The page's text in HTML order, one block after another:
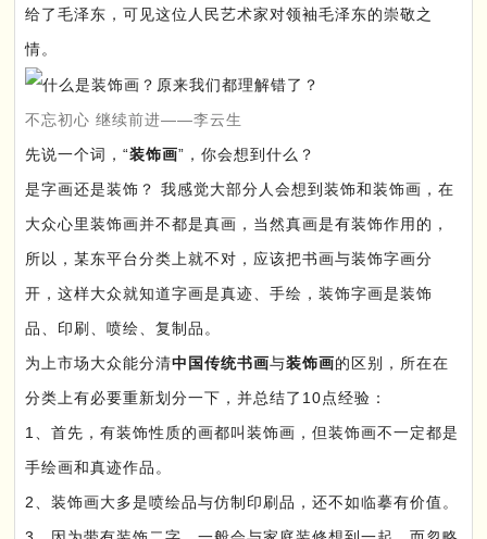
给了毛泽东，可见这位人民艺术家对领袖毛泽东的崇敬之
情。
不忘初心 继续前进——李云生
先说一个词，“装饰画”，你会想到什么？
是字画还是装饰？ 我感觉大部分人会想到装饰和装饰画，在
大众心里装饰画并不都是真画，当然真画是有装饰作用的，
所以，某东平台分类上就不对，应该把书画与装饰字画分
开，这样大众就知道字画是真迹、手绘，装饰字画是装饰
品、印刷、喷绘、复制品。
为上市场大众能分清中国传统书画与装饰画的区别，所在在
分类上有必要重新划分一下，并总结了10点经验：
1、首先，有装饰性质的画都叫装饰画，但装饰画不一定都是
手绘画和真迹作品。
2、装饰画大多是喷绘品与仿制印刷品，还不如临摹有价值。